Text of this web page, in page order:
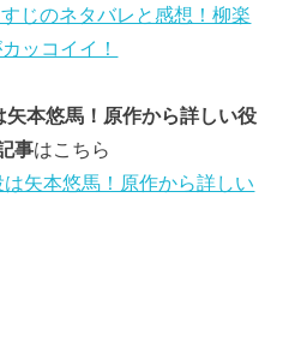
じのネタバレと感想！柳楽
ッコイイ！
本悠馬！原作から詳しい役
事はこちら
矢本悠馬！原作から詳しい